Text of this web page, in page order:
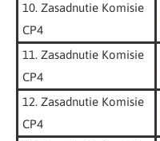
10. Zasadnutie Komisie
CP4
11. Zasadnutie Komisie
CP4
12. Zasadnutie Komisie
CP4